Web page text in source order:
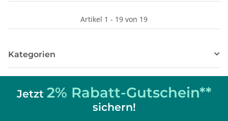
Artikel 1 - 19 von 19
Kategorien
Jetzt 2% Rabatt-Gutschein**
sichern!